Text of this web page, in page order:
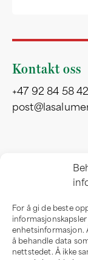
For å gi de beste
enhetsinformasjon.
å behandle data
nettstedet. Å ikke
Kontakt oss
+47 92 84 58 42
Professor
1081 Oslo
Norge